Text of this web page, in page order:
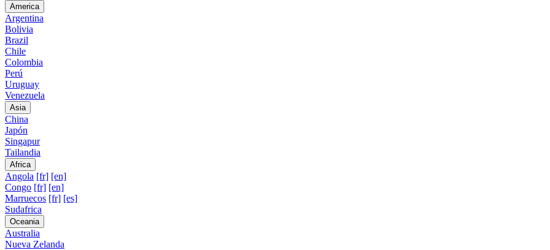
America
Argentina
Bolivia
Brazil
Chile
Colombia
Perú
Uruguay
Venezuela
Asia
China
Japón
Singapur
Tailandia
Africa
Angola [fr] [en]
Congo [fr] [en]
Marruecos [fr] [es]
Sudafrica
Oceania
Australia
Nueva Zelanda